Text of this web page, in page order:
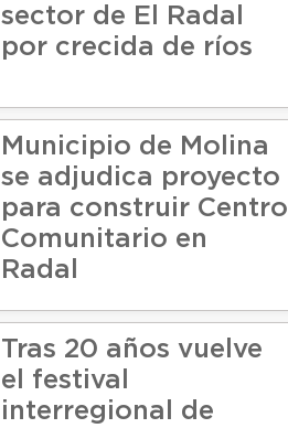
sector de El Radal
por crecida de ríos
Municipio de Molina
se adjudica proyecto
para construir Centro
Comunitario en
Radal
Tras 20 años vuelve
el festival
interregional de